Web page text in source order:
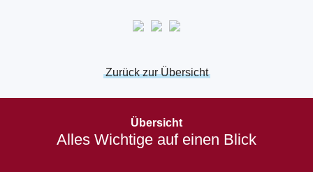
Zurück zur Übersicht
Übersicht
Alles Wichtige auf einen Blick